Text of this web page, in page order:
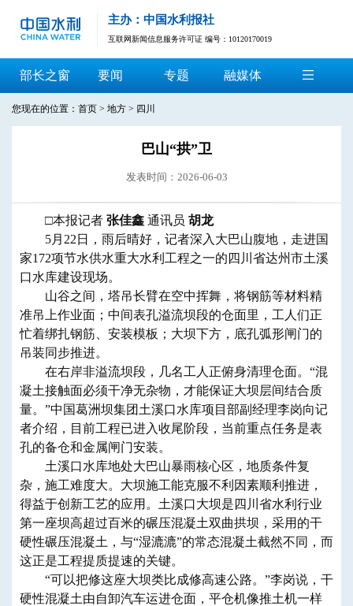
主办：中国水利报社
互联网新闻信息服务许可证 编号：10120170019
部长之窗 要闻 专题 融媒体
您现在的位置： 首页 > 地方 > 四川
巴山“拱”卫
发表时间：2026-06-03
□本报记者 张佳鑫 通讯员 胡龙
5月22日，雨后晴好，记者深入大巴山腹地，走进国
家172项节水供水重大水利工程之一的四川省达州市土溪
口水库建设现场。
山谷之间，塔吊长臂在空中挥舞，将钢筋等材料精
准吊上作业面；中间表孔溢流坝段的仓面里，工人们正
忙着绑扎钢筋、安装模板；大坝下方，底孔弧形闸门的
吊装同步推进。
在右岸非溢流坝段，几名工人正俯身清理仓面。“混
凝土接触面必须干净无杂物，才能保证大坝层间结合质
量。”中国葛洲坝集团土溪口水库项目部副经理李岗向记
者介绍，目前工程已进入收尾阶段，当前重点任务是表
孔的备仓和金属闸门安装。
土溪口水库地处大巴山暴雨核心区，地质条件复
杂，施工难度大。大坝施工能克服不利因素顺利推进，
得益于创新工艺的应用。土溪口大坝是四川省水利行业
第一座坝高超过百米的碾压混凝土双曲拱坝，采用的干
硬性碾压混凝土，与“湿漉漉”的常态混凝土截然不同，而
这正是工程提质提速的关键。
“可以把修这座大坝类比成修高速公路。”李岗说，干
硬性混凝土由自卸汽车运进仓面，平仓机像推土机一样